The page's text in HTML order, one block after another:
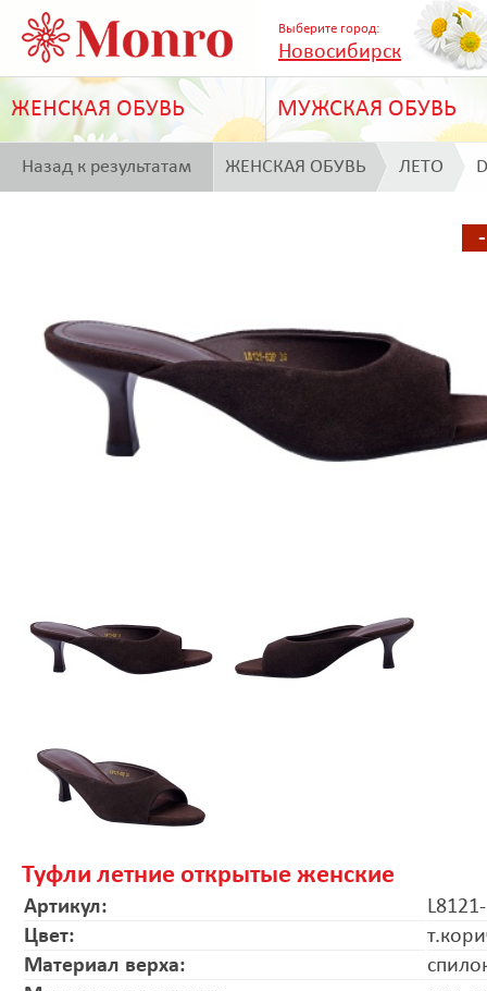
Выберите город:
Новосибирск
ЖЕНСКАЯ ОБУВЬ МУЖСКАЯ ОБУВЬ
Назад к результатам ЖЕНСКАЯ ОБУВЬ ЛЕТО
Туфли летние открытые женские
Артикул:
Цвет:
Материал верха: